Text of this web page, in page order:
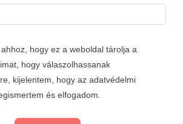
hogy ez a weboldal tárolja a
hogy válaszolhassanak
kijelentem, hogy az adatvédelmi
és elfogadom.